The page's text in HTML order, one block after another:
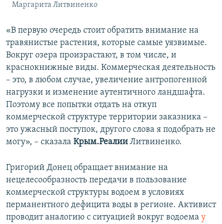
Маргарита Литвиненко
«В первую очередь стоит обратить внимание на
травянистые растения, которые самые уязвимые.
Вокруг озера произрастают, в том числе, и
краснокнижные виды. Коммерческая деятельность
– это, в любом случае, увеличение антропогенной
нагрузки и изменение аутентичного ландшафта.
Поэтому все попытки отдать на откуп
коммерческой структуре территории заказника –
это ужасный поступок, другого слова я подобрать не
могу», – сказала Крым.Реалии Литвиненко.
Григорий Донец обращает внимание на
нецелесообразность передачи в пользование
коммерческой структуры водоем в условиях
перманентного дефицита воды в регионе. Активист
проводит аналогию с ситуацией вокруг водоема у